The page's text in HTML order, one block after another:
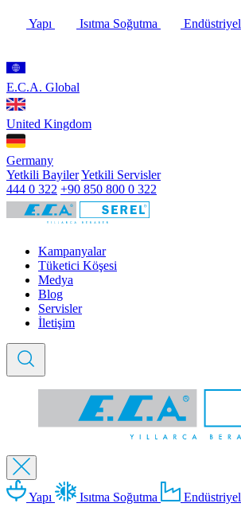
Yapı Isıtma Soğutma Endüstriyel
E.C.A. Global
United Kingdom
Germany
Yetkili BayilerYetkili Servisler
444 0 322 +90 850 800 0 322
Kampanyalar
Tüketici Köşesi
Medya
Blog
Servisler
İletişim
Yapı Isıtma Soğutma
Endüstriyel